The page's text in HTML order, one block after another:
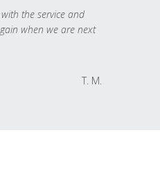
the service and
when we are next
T. M.